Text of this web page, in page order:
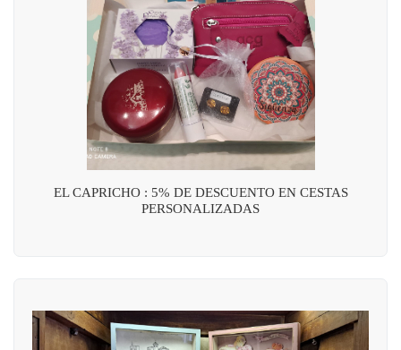
EL CAPRICHO : 5% DE DESCUENTO EN CESTAS
PERSONALIZADAS